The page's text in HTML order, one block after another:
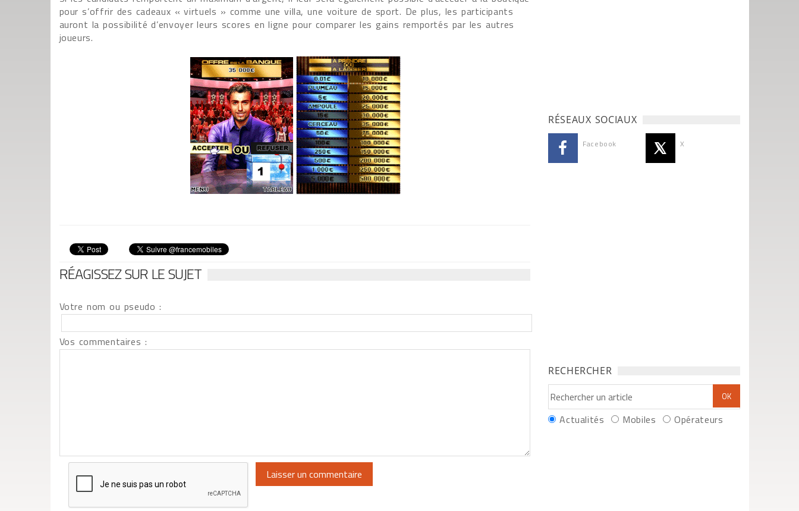
pour s’offrir des cadeaux « virtuels » comme une villa, une voiture de sport. De plus, les participants
auront la possibilité d’envoyer leurs scores en ligne pour comparer les gains remportés par les autres
joueurs.
RÉAGISSEZ SUR LE SUJET
Votre nom ou pseudo :
Vos commentaires :
RÉSEAUX SOCIAUX
Facebook X
RECHERCHER
Actualités Mobiles Opérateurs